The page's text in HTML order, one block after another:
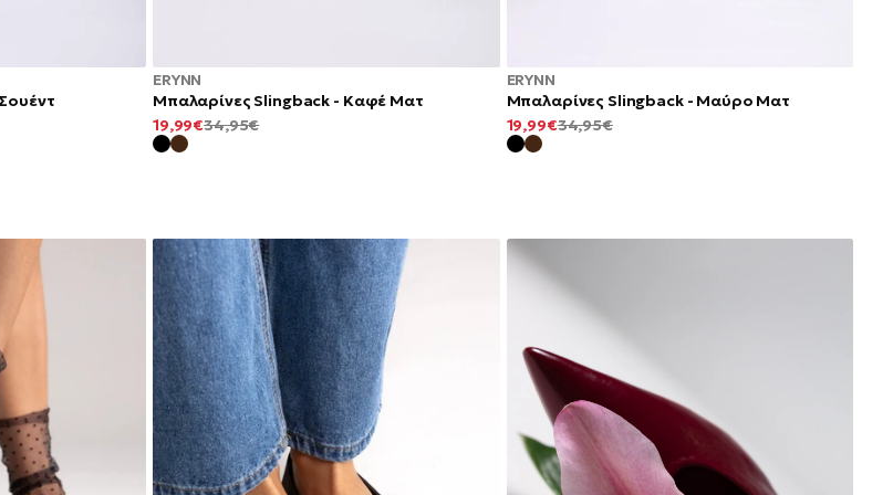
ERYNN
Μπαλαρίνες Slingback - Καφέ Ματ
ΚΑΝΟΝΙΚΉ
34,95€
ΕΛΆΧΙΣΤΗ
ΤΙΜΉ
19,99€
ERYNN
Μπαλαρίνες Slingback - Μαύρο Ματ
ΚΑΝΟΝΙΚΉ
34,95€
ΕΛΆΧΙΣΤΗ
ΤΙΜΉ
19,99€